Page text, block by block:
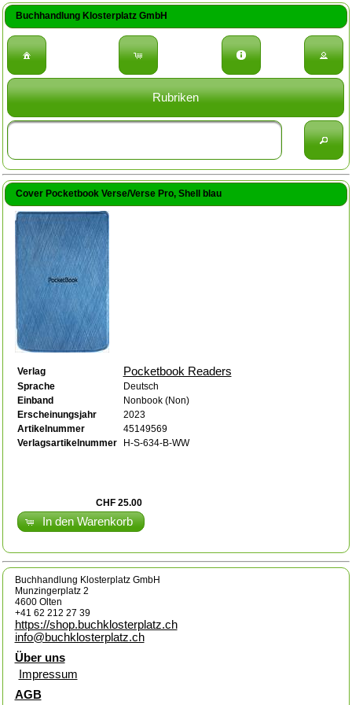
Buchhandlung Klosterplatz GmbH
Rubriken
Cover Pocketbook Verse/Verse Pro, Shell blau
Verlag Pocketbook Readers
Sprache
Deutsch
Einband
Nonbook (Non)
Erscheinungsjahr
2023
Artikelnummer
45149569
Verlagsartikelnummer
H-S-634-B-WW
CHF 25.00
In den Warenkorb
Buchhandlung Klosterplatz GmbH
Munzingerplatz 2
4600 Olten
+41 62 212 27 39
https://shop.buchklosterplatz.ch
info@buchklosterplatz.ch
Über uns
Impressum
AGB